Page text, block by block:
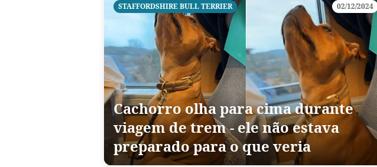
STAFFORDSHIRE BULL TERRIER 02/12/2024
Cachorro olha para cima durante
viagem de trem - ele não estava
preparado para o que veria